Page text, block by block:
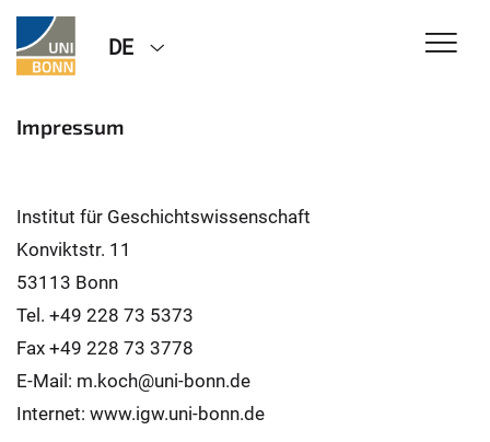
DE
Impressum
Institut für Geschichtswissenschaft
Konviktstr. 11
53113 Bonn
Tel. +49 228 73 5373
Fax +49 228 73 3778
E-Mail: m.koch@uni-bonn.de
Internet: www.igw.uni-bonn.de